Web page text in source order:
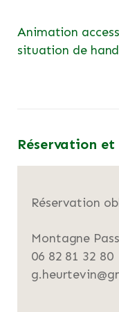
Animation
situation de
Réservation
Réservation
Montagne
06 82 81 32 80